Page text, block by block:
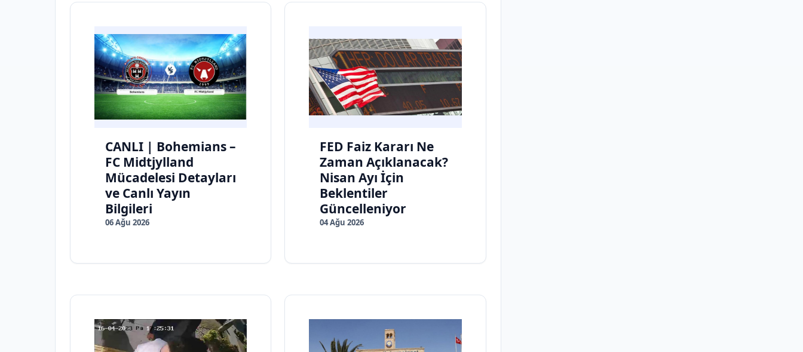
CANLI | Bohemians –
FC Midtjylland
Mücadelesi Detayları
ve Canlı Yayın
Bilgileri
06 Ağu 2026
FED Faiz Kararı Ne
Zaman Açıklanacak?
Nisan Ayı İçin
Beklentiler
Güncelleniyor
04 Ağu 2026